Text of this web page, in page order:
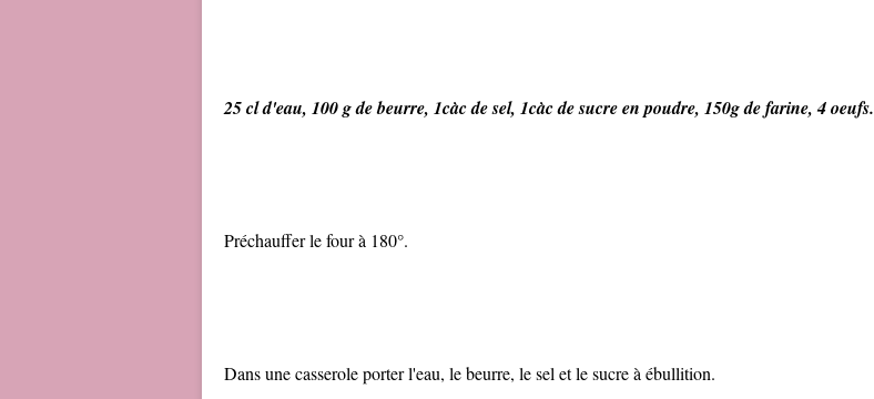
25 cl d'eau, 100 g de beurre, 1càc de sel, 1càc de sucre en poudre, 150g de farine, 4 oeufs.
Préchauffer le four à 180°.
Dans une casserole porter l'eau, le beurre, le sel et le sucre à ébullition.